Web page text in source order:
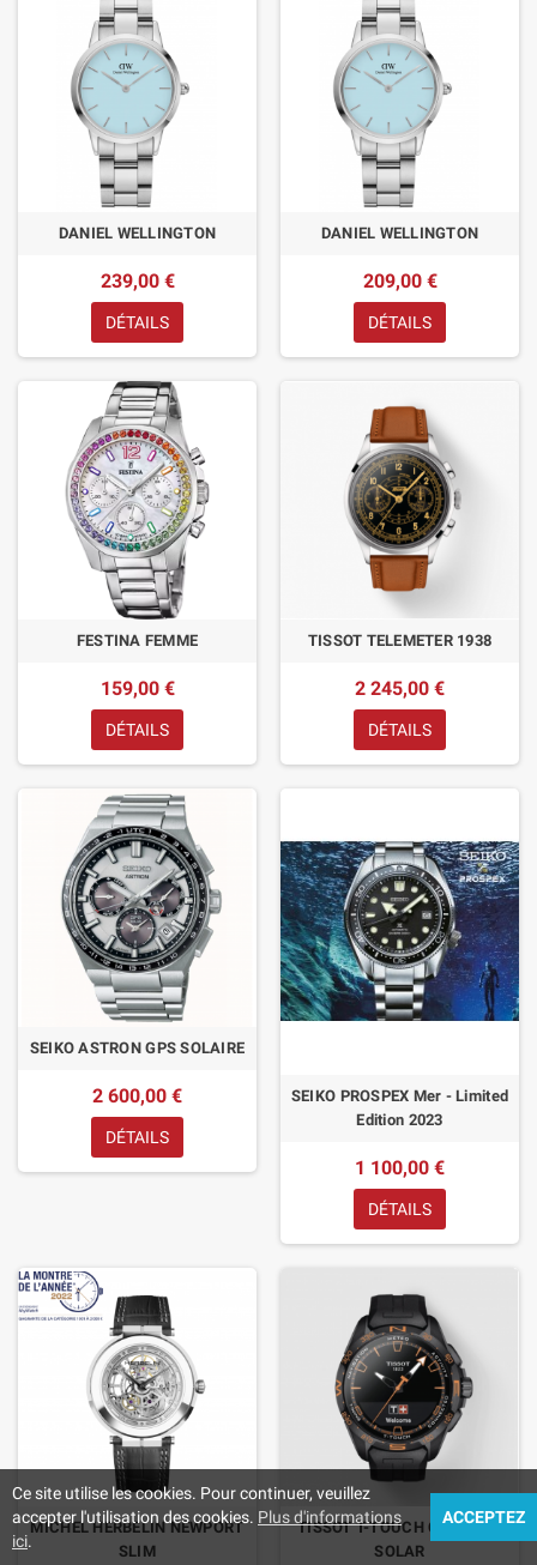
DANIEL WELLINGTON
239,00 €
DÉTAILS
DANIEL WELLINGTON
209,00 €
DÉTAILS
FESTINA FEMME
159,00 €
DÉTAILS
TISSOT TELEMETER 1938
2 245,00 €
DÉTAILS
SEIKO ASTRON GPS SOLAIRE
2 600,00 €
DÉTAILS
SEIKO PROSPEX Mer - Limited
Edition 2023
1 100,00 €
DÉTAILS
MICHEL HERBELIN NEWPORT
SLIM
TISSOT T-TOUCH CONNECT
SOLAR
Ce site utilise les cookies. Pour continuer, veuillez
accepter l'utilisation des cookies. Plus d'informations
ici.
ACCEPTEZ